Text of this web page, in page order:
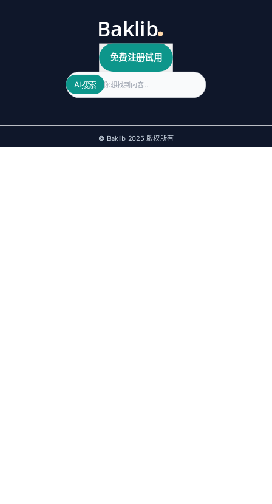
免费注册试用
Search
AI搜索
© Baklib 2025 版权所有